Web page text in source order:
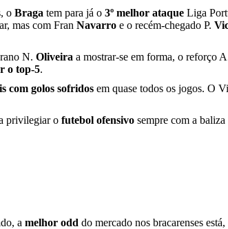
oBraga tem para já o3º melhor ataque Liga
mas com FranNavarro e o recém-chegado P.
N.Oliveira a mostrar-se em forma, o reforço
o top-5.
com golos sofridos em quase todos os jogos. O
a privilegiar ofutebol ofensivo sempre com a
amelhor odd do mercado nos bracarenses